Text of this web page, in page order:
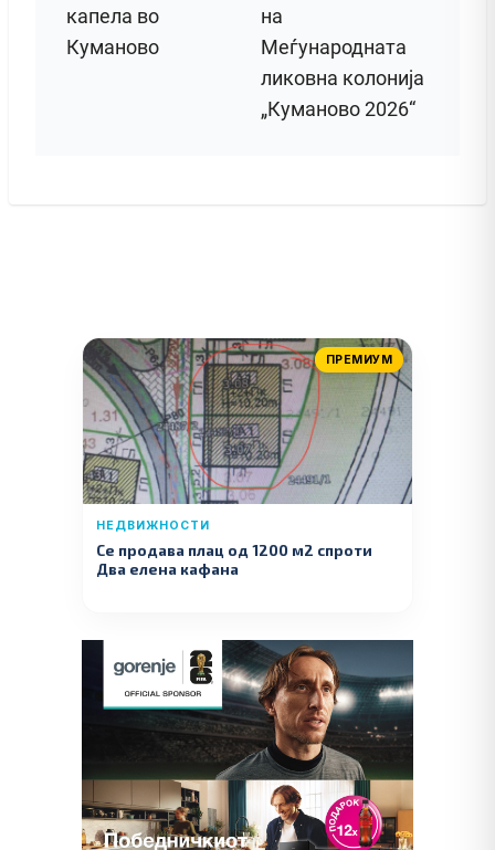
капела во
Куманово
на
Меѓународната
ликовна колонија
„Куманово 2026“
ПРЕМИУМ
НЕДВИЖНОСТИ
Се продава плац од 1200 м2 спроти
Два елена кафана